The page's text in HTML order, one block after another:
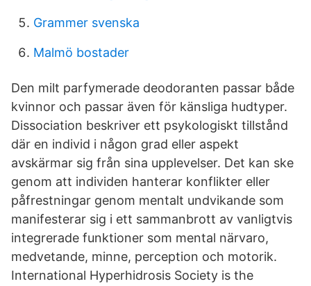
Grammer svenska
Malmö bostader
Den milt parfymerade deodoranten passar både
kvinnor och passar även för känsliga hudtyper.
Dissociation beskriver ett psykologiskt tillstånd
där en individ i någon grad eller aspekt
avskärmar sig från sina upplevelser. Det kan ske
genom att individen hanterar konflikter eller
påfrestningar genom mentalt undvikande som
manifesterar sig i ett sammanbrott av vanligtvis
integrerade funktioner som mental närvaro,
medvetande, minne, perception och motorik.
International Hyperhidrosis Society is the